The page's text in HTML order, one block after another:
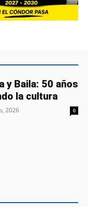
y Baila: 50 años
la cultura
2026 0